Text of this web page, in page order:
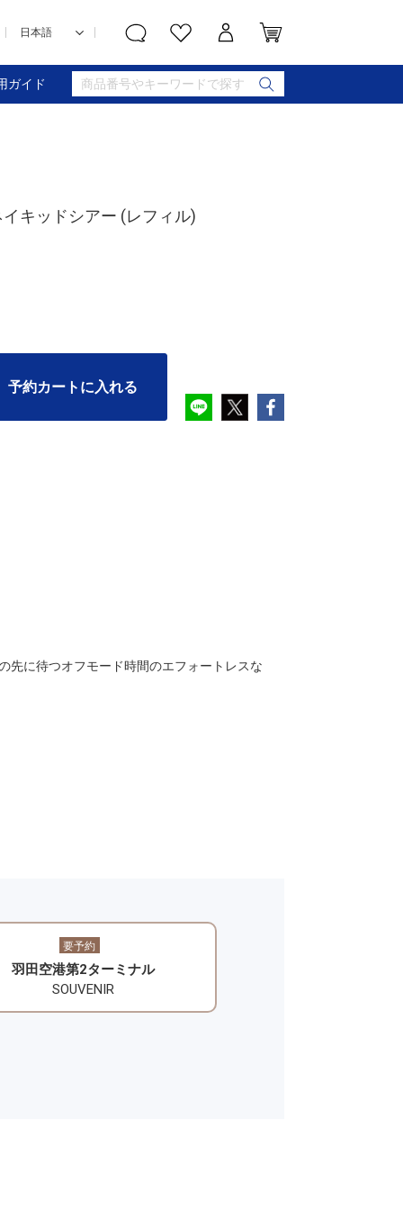
ガイド
キッドシアー (レフィル)
予約カートに入れる
先に待つオフモード時間のエフォートレスな
要予約
羽田空港第2ターミナル
SOUVENIR